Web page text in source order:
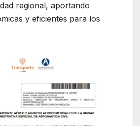
regional, aportando
y eficientes para los